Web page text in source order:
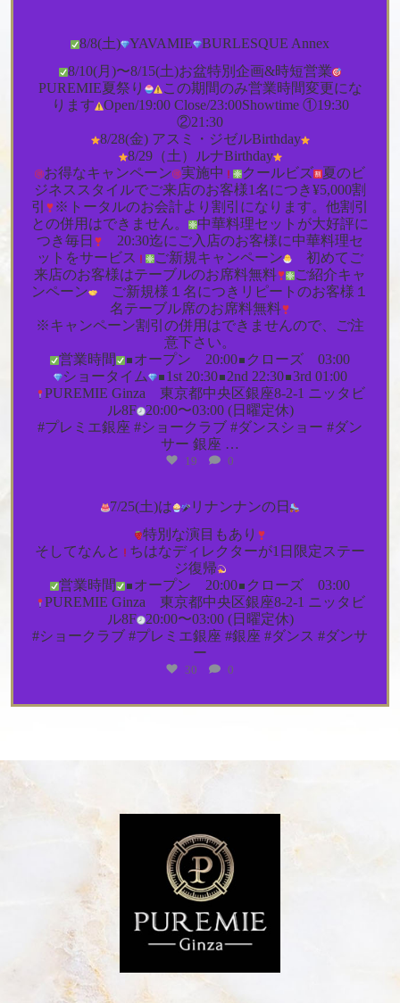
8月 6
8/8(土) YAVAMIE
BURLESQUE Annex
8/10(月)〜8/15(土)お盆特別企画&時短営業
PUREMIE夏祭り
この期間のみ営業時間変更にな
ります
Open/19:00 Close/23:00Showtime ①19:30
②21:30
8/28(金) アスミ・ジゼルbirthday
8/29（土）ルナbirthday
お得なキャンペーン
実施中 クールビズ
夏のビ
ジネススタイルでご来店のお客様1名につき¥5,000割
引
※トータルのお会計より割引になります。他割引
との併用はできません。
中華料理セットが大好評に
つき毎日
20:30迄にご入店のお客様に中華料理セ
ットをサービス
ご新規キャンペーン
初めてご
来店のお客様はテーブルのお席料無料
ご紹介キャ
ンペーン
ご新規様１名につきリピートのお客様１
名テーブル席のお席料無料
※キャンペーン割引の併用はできませんので、ご注
意下さい。
営業時間
オープン 20:00
クローズ 03:00
ショータイム
1st 20:30 2nd 22:30
3rd 01:00
PUREMIE Ginza 東京都中央区銀座8-2-1 ニッタビ
ル8F 20:00〜03:00 (日曜定休)
#プレミエ銀座 #ショークラブ #ダンスショー #ダン
サー 銀座 …
19 0
Puremie_ginza
7月 23
7/25(土)は
リナンナンの日
特別な演目もあり
そしてなんと
ちはなディレクターが1日限定ステー
ジ復帰
営業時間
オープン 20:00
クローズ 03:00
PUREMIE Ginza 東京都中央区銀座8-2-1 ニッタビ
ル8F 20:00〜03:00 (日曜定休)
#ショークラブ #プレミエ銀座 #銀座 #ダンス #ダンサ
ー
30 0
という事で、
き、 5,000円OFF
3名様でご来店、3名共ビジネススタイルでしたら
15,000円OFFになります!
期間は未定なのでお早めにご利用ください
※トータルのお会計より割引になります
ランとの併用はできません
♦️PUREMIE Ginza♦️
東京都中央区銀座8-2-1
ル8F
03-6264-6709
#プレミエ銀座 #puremieginza #銀座 #ショークラブ #